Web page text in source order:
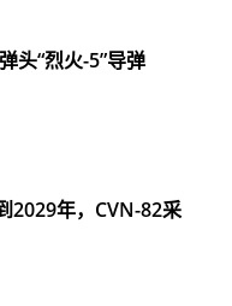
头“烈火-5”导弹
2029年，CVN-82采